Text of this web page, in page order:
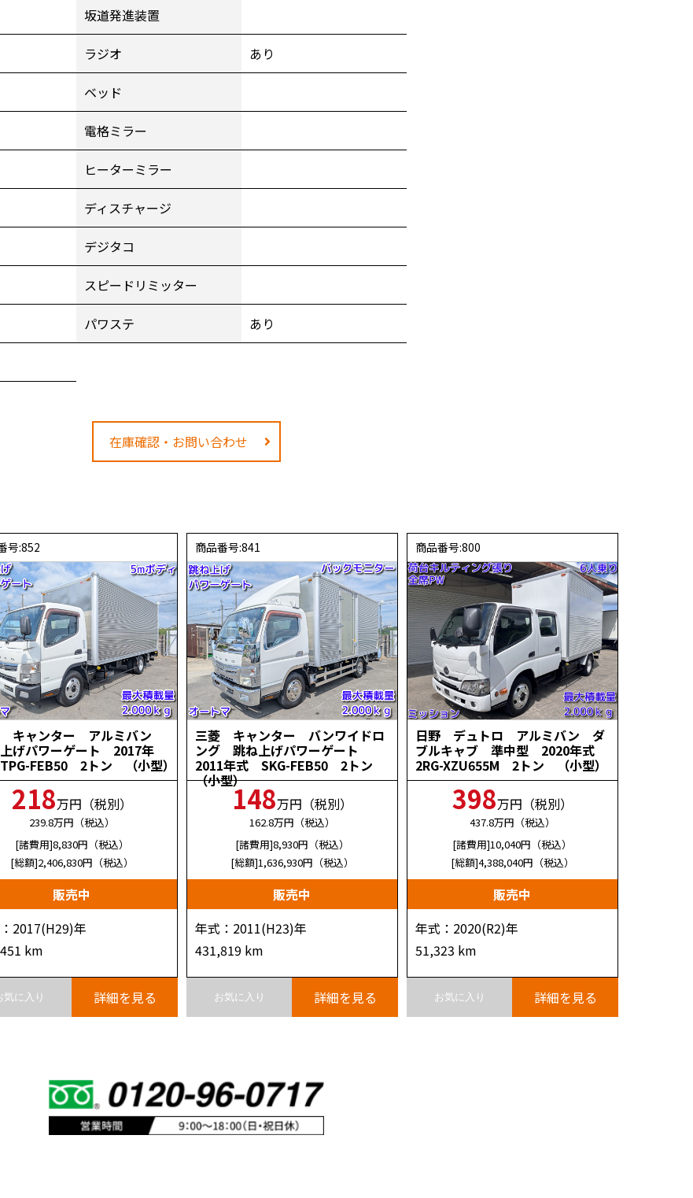
坂道発進装置
ラジオ あり
ベッド
電格ミラー
ヒーターミラー
ディスチャージ
デジタコ
スピードリミッター
パワステ あり
在庫確認・お問い合わせ
号:852
キャンター アルミバン
げパワーゲート 2017年
FEB50 2トン （小型）
218万円（税別）
239.8万円（税込）
[諸費用]8,830円（税込）
[総額]2,406,830円（税込）
販売中
2017(H29)年
km
気に入り 詳細を見る
商品番号:841
三菱 キャンター バンワイドロ
ング 跳ね上げパワーゲート
2011年式 SKG-FEB50 2トン
（小型）148万円（税別）
162.8万円（税込）
[諸費用]8,930円（税込）
[総額]1,636,930円（税込）
販売中
年式：2011(H23)年
431,819 km
お気に入り 詳細を見る
商品番号:800
日野 デュトロ アルミバン ダ
ブルキャブ 準中型 2020年式
2RG-XZU655M 2トン （小型）
398万円（税別）
437.8万円（税込）
[諸費用]10,040円（税込）
[総額]4,388,040円（税込）
販売中
年式：2020(R2)年
51,323 km
お気に入り 詳細を見る